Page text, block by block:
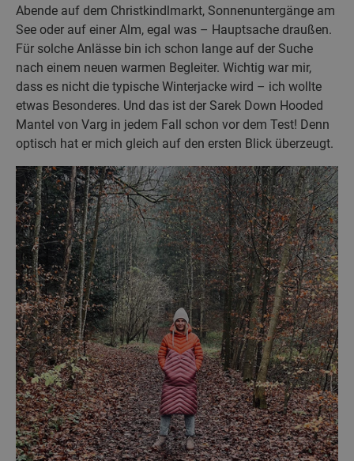
Abende auf dem Christkindlmarkt, Sonnenuntergänge am
See oder auf einer Alm, egal was – Hauptsache draußen.
Für solche Anlässe bin ich schon lange auf der Suche
nach einem neuen warmen Begleiter. Wichtig war mir,
dass es nicht die typische Winterjacke wird – ich wollte
etwas Besonderes. Und das ist der Sarek Down Hooded
Mantel von Varg in jedem Fall schon vor dem Test! Denn
optisch hat er mich gleich auf den ersten Blick überzeugt.